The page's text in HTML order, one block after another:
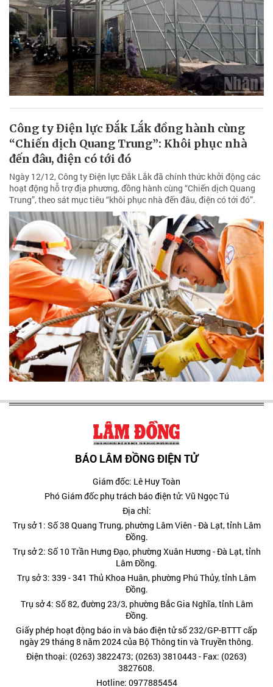
Công ty Điện lực Đắk Lắk đồng hành cùng
“Chiến dịch Quang Trung”: Khôi phục nhà
đến đâu, điện có tới đó
Ngày 12/12, Công ty Điện lực Đắk Lắk đã chính thức khởi động các
hoạt động hỗ trợ địa phương, đồng hành cùng “Chiến dịch Quang
Trung”, theo sát mục tiêu “khôi phục nhà đến đâu, điện có tới đó”.
BÁO LÂM ĐỒNG ĐIỆN TỬ
Giám đốc: Lê Huy Toàn
Phó Giám đốc phụ trách báo điện tử: Vũ Ngọc Tú
Địa chỉ:
Trụ sở 1: Số 38 Quang Trung, phường Lâm Viên - Đà Lạt, tỉnh Lâm
Đồng.
Trụ sở 2: Số 10 Trần Hưng Đạo, phường Xuân Hương - Đà Lạt, tỉnh
Lâm Đồng.
Trụ sở 3: 339 - 341 Thủ Khoa Huân, phường Phú Thủy, tỉnh Lâm
Đồng.
Trụ sở 4: Số 82, đường 23/3, phường Bắc Gia Nghĩa, tỉnh Lâm
Đồng.
Giấy phép hoạt động báo in và báo điện tử số 232/GP-BTTT cấp
ngày 29 tháng 8 năm 2024 của Bộ Thông tin và Truyền thông.
Điện thoại: (0263) 3822473; (0263) 3810443 - Fax: (0263)
3827608.
Hotline: 0977885454